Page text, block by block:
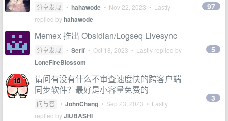
分享发现 • hahawode • Nov 22, 2023 • Lastly
replied byhahawode
97
Memex 推出 Obsidian/Logseq Livesync
分享发现 • Serif • Oct 18, 2023 • Lastly replied by
LoneFireBlossom
5
请问有没有什么不审查速度快的跨客户端
同步软件？最好是小容量免费的
问与答 • JohnChang • Sep 23, 2023 • Lastly
replied byJIUBASHI
3